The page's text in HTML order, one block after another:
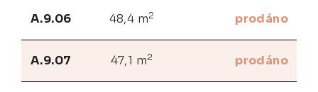
A.9.06 48,4 m2 prodáno
A.9.07 47,1 m2 prodáno